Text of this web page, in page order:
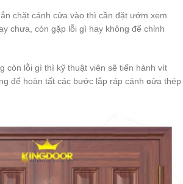
chặt cánh cửa vào thì cần đặt ướm xem
chưa, còn gặp lỗi gì hay không để chỉnh
còn lỗi gì thì kỹ thuật viên sẽ tiến hành vít
để hoàn tất các bước lắp ráp cánh cửa thép